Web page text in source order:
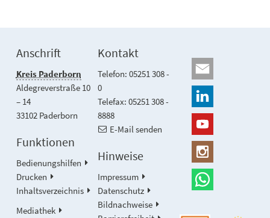
Anschrift
Kreis Paderborn
Aldegreverstraße 10
– 14
33102 Paderborn
Kontakt
Telefon: 05251 308 -
0
Telefax: 05251 308 -
8888
E-Mail senden
Funktionen
Bedienungshilfen
Drucken
Inhaltsverzeichnis
Mediathek
Hinweise
Impressum
Datenschutz
Bildnachweise